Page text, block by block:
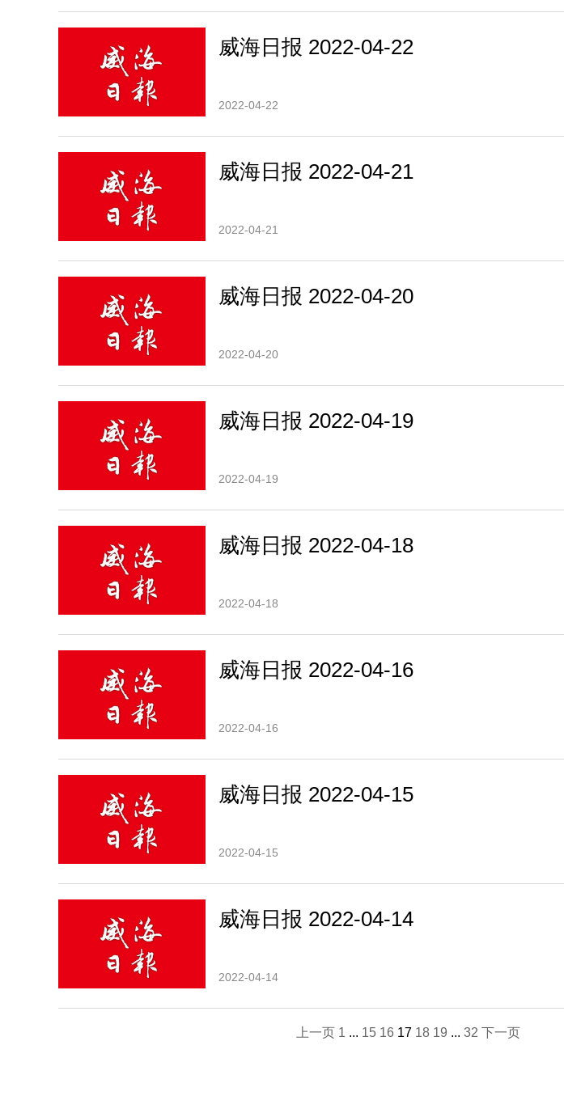
威海日报 2022-04-22
2022-04-22
威海日报 2022-04-21
2022-04-21
威海日报 2022-04-20
2022-04-20
威海日报 2022-04-19
2022-04-19
威海日报 2022-04-18
2022-04-18
威海日报 2022-04-16
2022-04-16
威海日报 2022-04-15
2022-04-15
威海日报 2022-04-14
2022-04-14
上一页 1 ... 15 16 17 18 19 ... 32 下一页